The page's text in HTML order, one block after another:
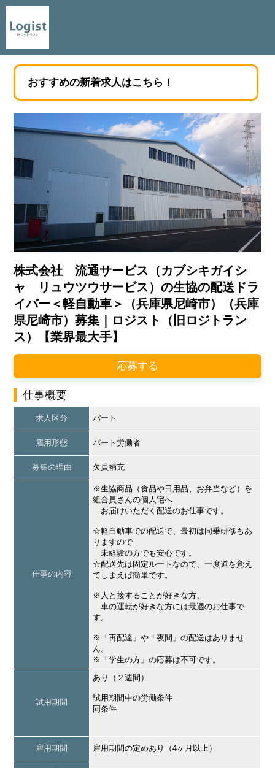
おすすめの新着求人はこちら！
株式会社 流通サービス（カブシキガイシ
ャ リュウツウサービス）の生協の配送ドラ
イバー＜軽自動車＞（兵庫県尼崎市）（兵庫
県尼崎市）募集｜ロジスト（旧ロジトラン
ス）【業界最大手】
応募する
仕事概要
求人区分 パート
雇用形態 パート労働者
募集の理由 欠員補充
仕事の内容
※生協商品（食品や日用品、お弁当など）を
組合員さんの個人宅へ
お届けいただく配送のお仕事です。
☆軽自動車での配送で、最初は同乗研修もあ
りますので
未経験の方でも安心です。
☆配送先は固定ルートなので、一度道を覚え
てしまえば簡単です。
※人と接することが好きな方、
車の運転が好きな方には最適のお仕事で
す。
※「再配達」や「夜間」の配送はありませ
ん。
※「学生の方」の応募は不可です。
試用期間
あり（２週間）
試用期間中の労働条件
同条件
雇用期間 雇用期間の定めあり（4ヶ月以上）